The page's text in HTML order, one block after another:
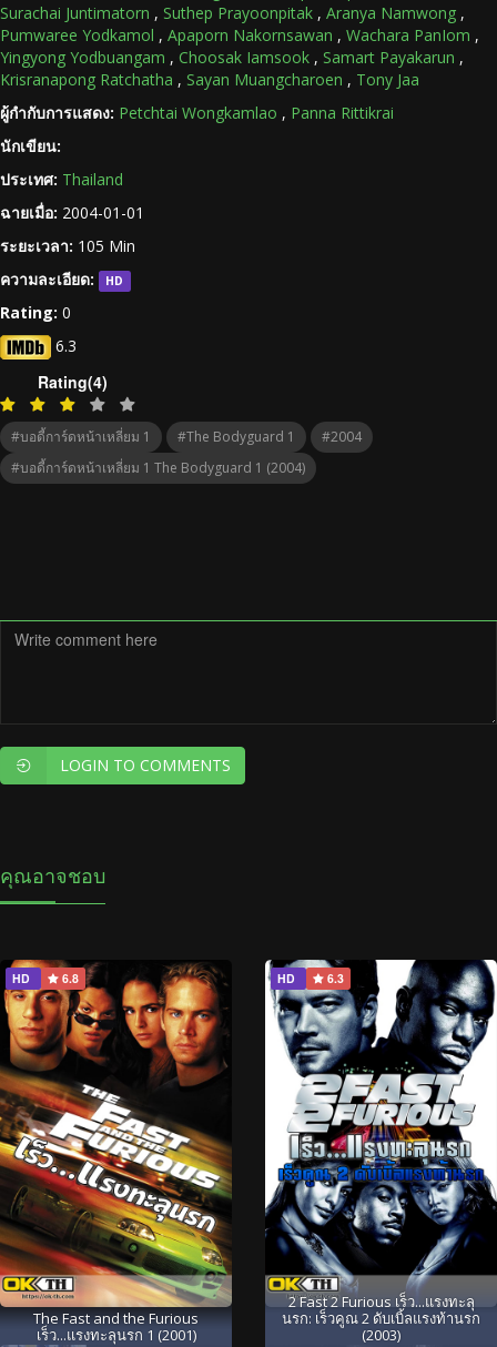
Surachai Juntimatorn , Suthep Prayoonpitak , Aranya Namwong ,
Pumwaree Yodkamol , Apaporn Nakornsawan , Wachara PanIom ,
Yingyong Yodbuangam , Choosak Iamsook , Samart Payakarun ,
Krisranapong Ratchatha , Sayan Muangcharoen , Tony Jaa
ผู้กำกับการแสดง: Petchtai Wongkamlao , Panna Rittikrai
นักเขียน:
ประเทศ: Thailand
ฉายเมื่อ: 2004-01-01
ระยะเวลา: 105 Min
ความละเอียด:
HD
Rating: 0
6.3
Rating(4)
#บอดี้การ์ดหน้าเหลี่ยม 1 #The Bodyguard 1
#2004
#บอดี้การ์ดหน้าเหลี่ยม 1 The Bodyguard 1 (2004)
LOGIN TO COMMENTS
คุณอาจชอบ
HD 6.8
The Fast and the Furious
เร็ว...แรงทะลุนรก 1 (2001)
HD 6.3
2 Fast 2 Furious เร็ว...แรงทะลุ
นรก: เร็วคูณ 2 ดับเบิ้ลแรงท้านรก
(2003)